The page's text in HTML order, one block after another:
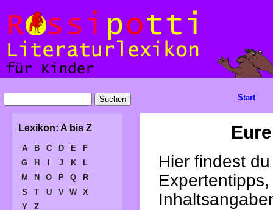
Hier findest
Start
Lexikon: A bis Z
A B C D E
F
G
H J K
L
M
N O P Q
R
S
T U V W
X
Y
Z